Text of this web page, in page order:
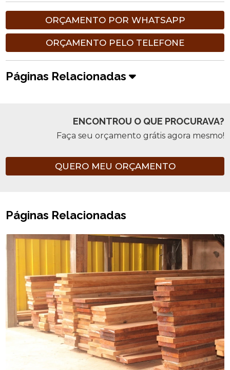
ORÇAMENTO POR WHATSAPP
ORÇAMENTO PELO TELEFONE
Páginas Relacionadas
ENCONTROU O QUE PROCURAVA?
Faça seu orçamento grátis agora mesmo!
QUERO MEU ORÇAMENTO
Páginas Relacionadas